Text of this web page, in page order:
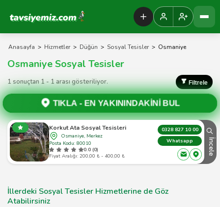
Tavsiyemiz Anasayfa
Anasayfa > Hizmetler > Düğün > Sosyal Tesisler > Osmaniye
Osmaniye Sosyal Tesisler
1 sonuçtan 1 - 1 arası gösteriliyor. Filtrele
TIKLA -EN YAKININDAKİNİ BUL
Korkut Ata Sosyal Tesisleri
Osmaniye, Merkez
Posta Kodu: 80010
0.0 (0)
Fiyat Aralığı: 200,00 ₺ - 400,00 ₺
0328 827 10 00
Whatsapp
İncele
İllerdeki Sosyal Tesisler Hizmetlerine de Göz
Atabilirsiniz